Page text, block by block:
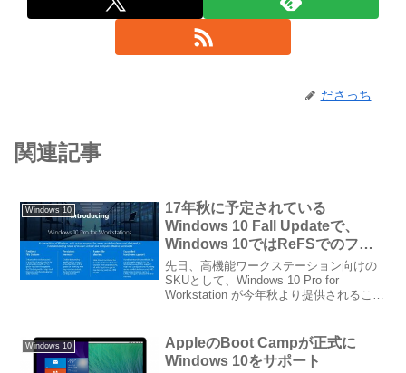
ださっち
関連記事
Windows 10
17年秋に予定されている
Windows 10 Fall Updateで、
Windows 10ではReFSでのフォ
ーマット機能が削除されることに
先日、高機能ワークステーション向けの
SKUとして、Windows 10 Pro for
Workstation が今年秋より提供されること
更にサーバーグレ...
Windows 10
AppleのBoot Campが正式に
Windows 10をサポート